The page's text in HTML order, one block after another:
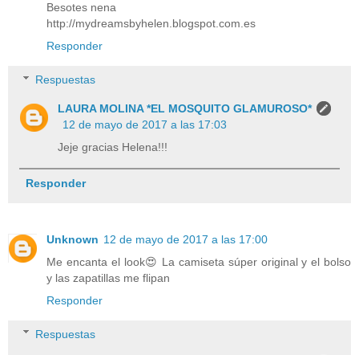
Besotes nena
http://mydreamsbyhelen.blogspot.com.es
Responder
Respuestas
LAURA MOLINA *EL MOSQUITO GLAMUROSO*
12 de mayo de 2017 a las 17:03
Jeje gracias Helena!!!
Responder
Unknown 12 de mayo de 2017 a las 17:00
Me encanta el look😍 La camiseta súper original y el bolso
y las zapatillas me flipan
Responder
Respuestas